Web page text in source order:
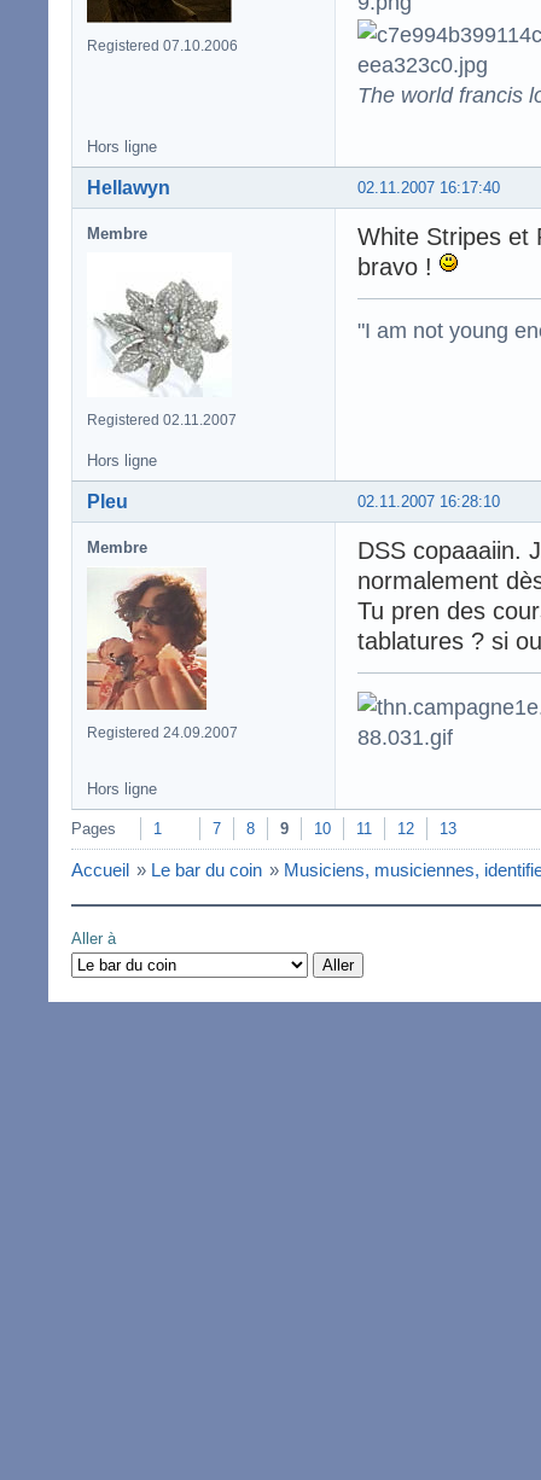
Registered 07.10.2006
The world francis
Hors ligne
02.11.2007 16:17:40
Hellawyn
Membre
Registered 02.11.2007
White Stripes et
bravo !
"I am not young
Hors ligne
02.11.2007 16:28:10
Pleu
Membre
Registered 24.09.2007
DSS copaaaiin.
normalement
Tu pren des
tablatures ? si
Hors ligne
Pages 1 7 8 9 10 11 12 13
Accueil » Le bar du coin » Musiciens, musiciennes,
Aller à